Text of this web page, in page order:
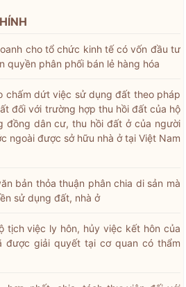
cho tổ chức kinh tế có vốn đầu tư
quyền phân phối bán lẻ hàng hóa
chấm dứt việc sử dụng đất theo pháp
đối với trường hợp thu hồi đất của hộ
đồng dân cư, thu hồi đất ở của người
ngoài được sở hữu nhà ở tại Việt Nam
bản thỏa thuận phân chia di sản mà
sử dụng đất, nhà ở
tịch việc ly hôn, hủy việc kết hôn của
được giải quyết tại cơ quan có thẩm